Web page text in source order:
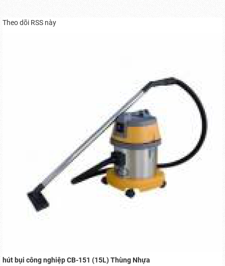
Theo dõi RSS này
hút bụi công nghiệp CB-151 (15L) Thùng Nhựa